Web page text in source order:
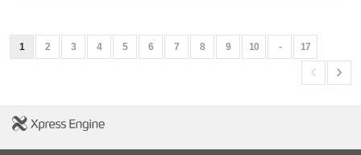
1 2 3 4 5 6 7 8 9 10 - 17
 